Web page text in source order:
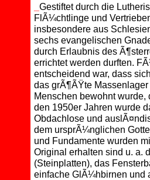
Gestiftet durch die
FlÃ¼chtlinge und
insbesondere aus
sechs evangelischen
durch Erlaubnis des
errichtet werden durften.
entscheidend war, dass
das grÃ¶ÃŸte
Menschen bewohnt
den 1950er Jahren wurde
Obdachlose und
dem ursprÃ¼nglichen
und Fundamente wurden
Original erhalten sind u. a.
(Steinplatten), das
einfache GlÃ¼hbirnen und